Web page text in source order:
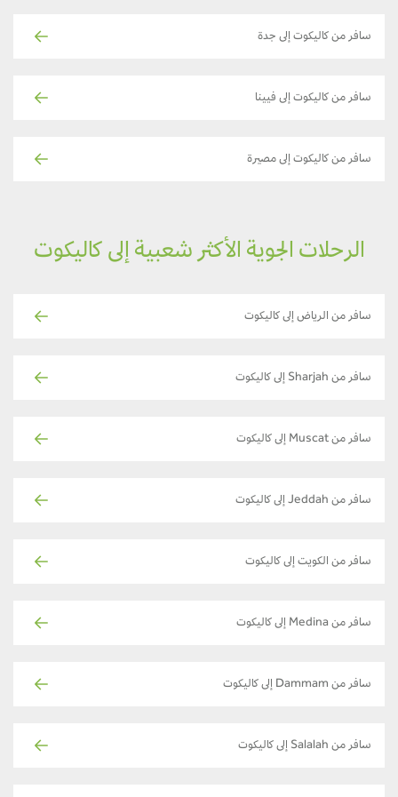
سافر من كاليكوت إلى جدة
سافر من كاليكوت إلى فيينا
سافر من كاليكوت إلى مصيرة
الرحلات الجوية الأكثر شعبية إلى كاليكوت
سافر من الرياض إلى كاليكوت
سافر من Sharjah إلى كاليكوت
سافر من Muscat إلى كاليكوت
سافر من Jeddah إلى كاليكوت
سافر من الكويت إلى كاليكوت
سافر من Medina إلى كاليكوت
سافر من Dammam إلى كاليكوت
سافر من Salalah إلى كاليكوت